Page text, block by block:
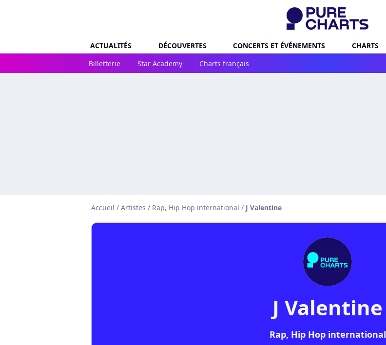
ACTUALITÉS DÉCOUVERTES CONCERTS ET ÉVÉNEMENTS CHARTS
Billetterie
Star Academy Charts français
Accueil / Artistes / Rap, Hip Hop international / J Valentine
J Valentine
Rap, Hip Hop international